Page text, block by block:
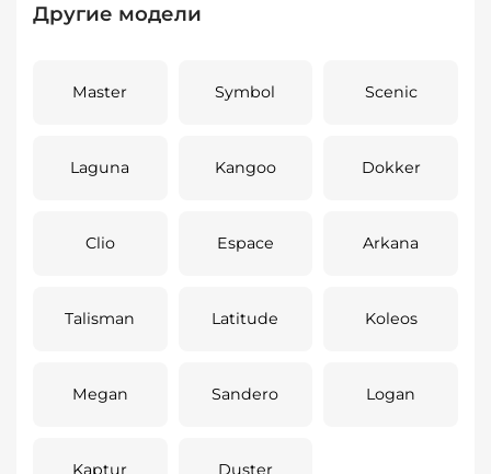
Другие модели
Master Symbol Scenic
Laguna Kangoo Dokker
Clio Espace Arkana
Talisman Latitude Koleos
Megan Sandero Logan
Kaptur Duster